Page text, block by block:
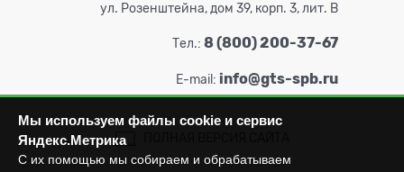
ул. Розенштейна, дом 39, корп. 3, лит. В
Тел.: 8 (800) 200-37-67
E-mail: info@gts-spb.ru
Мы используем файлы cookie и сервис
Яндекс.Метрика
С их помощью мы собираем и обрабатываем